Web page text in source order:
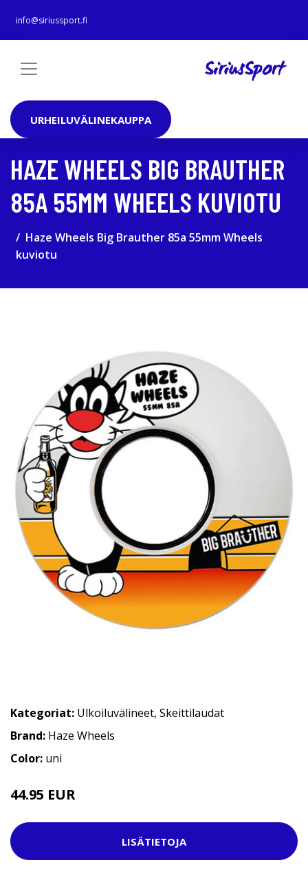
info@siriussport.fi
URHEILUVÄLINEKAUPPA
HAZE WHEELS BIG BRAUTHER
85A 55MM WHEELS KUVIOTU
Haze Wheels Big Brauther 85a 55mm Wheels
kuviotu
Kategoriat: Ulkoiluvälineet, Skeittilaudat
Brand: Haze Wheels
Color: uni
44.95 EUR
LISÄTIETOJA